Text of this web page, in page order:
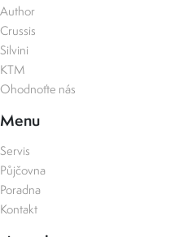
Author
Crussis
Silvini
KTM
Ohodnoťte nás
Menu
Servis
Půjčovna
Poradna
Kontakt